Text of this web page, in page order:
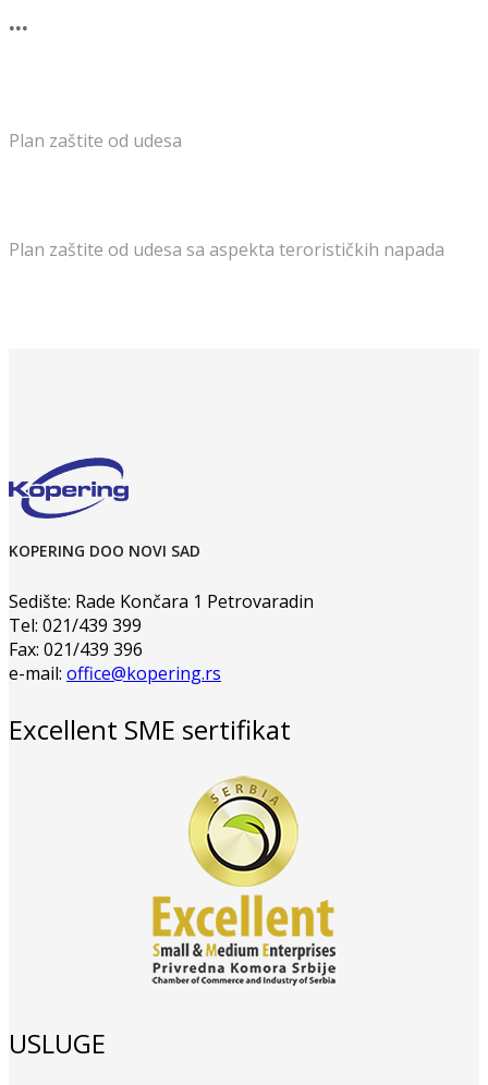
...
Plan zaštite od udesa
Plan zaštite od udesa sa aspekta terorističkih napada
KOPERING DOO NOVI SAD
Sedište: Rade Končara 1 Petrovaradin
Tel: 021/439 399
Fax: 021/439 396
e-mail: office@kopering.rs
Excellent SME sertifikat
USLUGE